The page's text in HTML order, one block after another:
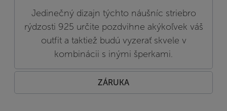
Jedinečný dizajn týchto náušníc striebro
rýdzosti 925 určite pozdvihne akýkoľvek váš
outfit a taktiež budú vyzerať skvele v
kombinácii s inými šperkami.
ZÁRUKA